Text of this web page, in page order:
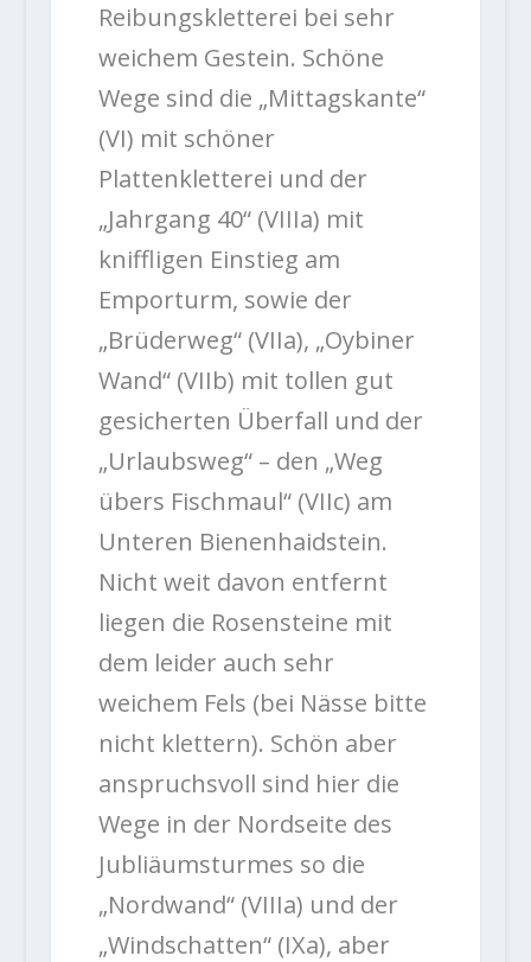
Reibungskletterei bei sehr
weichem Gestein. Schöne
Wege sind die „Mittagskante“
(VI) mit schöner
Plattenkletterei und der
„Jahrgang 40“ (VIIIa) mit
kniffligen Einstieg am
Emporturm, sowie der
„Brüderweg“ (VIIa), „Oybiner
Wand“ (VIIb) mit tollen gut
gesicherten Überfall und der
„Urlaubsweg“ – den „Weg
übers Fischmaul“ (VIIc) am
Unteren Bienenhaidstein.
Nicht weit davon entfernt
liegen die Rosensteine mit
dem leider auch sehr
weichem Fels (bei Nässe bitte
nicht klettern). Schön aber
anspruchsvoll sind hier die
Wege in der Nordseite des
Jubliäumsturmes so die
„Nordwand“ (VIIIa) und der
„Windschatten“ (IXa), aber